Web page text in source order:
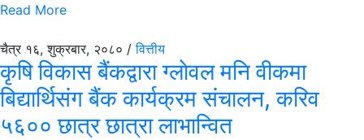
Read More
चैत्र १६, शुक्रबार, २०८० /वित्तीय
कृषि विकास बैंकद्वारा ग्लाेवल मनि वीकमा
बिद्यार्थिसंग बैंक कार्यक्रम संचालन, करिव
५६०० छात्र छात्रा लाभान्वित